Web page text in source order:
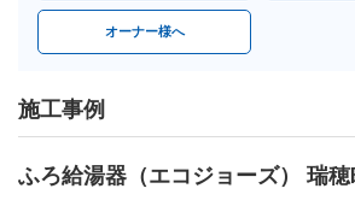
オーナー様へ
施工事例
ふろ給湯器（エコジョーズ） 瑞